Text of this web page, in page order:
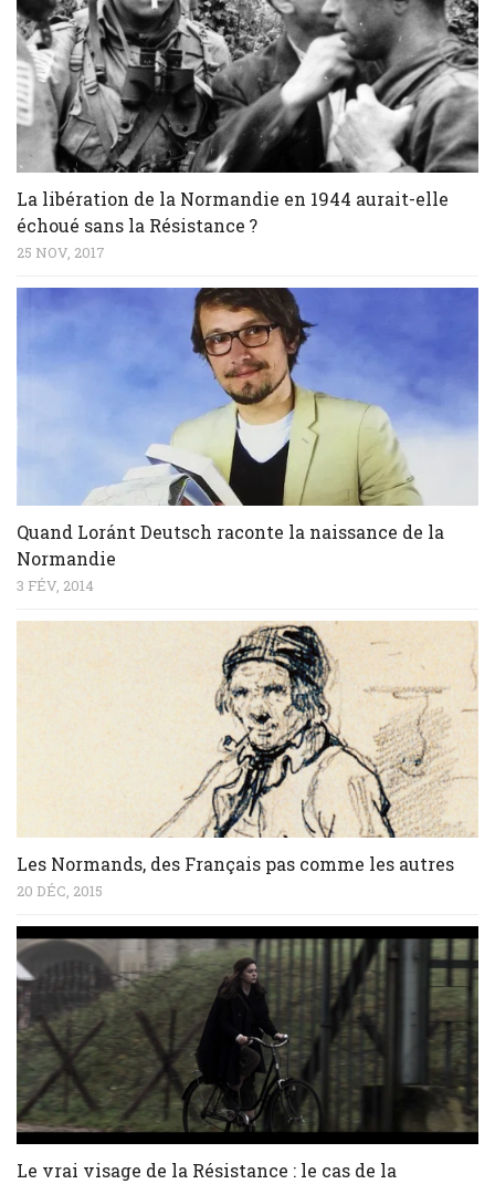
La libération de la Normandie en 1944 aurait-elle
échoué sans la Résistance ?
25 NOV, 2017
Quand Loránt Deutsch raconte la naissance de la
Normandie
3 FÉV, 2014
Les Normands, des Français pas comme les autres
20 DÉC, 2015
Le vrai visage de la Résistance : le cas de la